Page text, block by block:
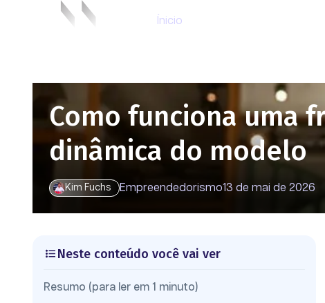
Ínicio
Como funciona uma
dinâmica do modelo
Kim Fuchs Empreendedorismo13 de mai de 2026
Neste conteúdo você vai ver
Resumo (para ler em 1 minuto)